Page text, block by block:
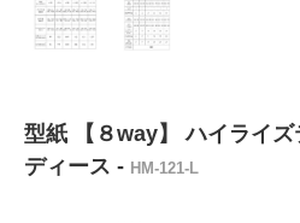
型紙 【８way】 ハイライ
ディース - HM-121-L